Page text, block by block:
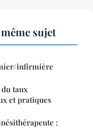
sujet
infirmière
taux
et pratiques
: